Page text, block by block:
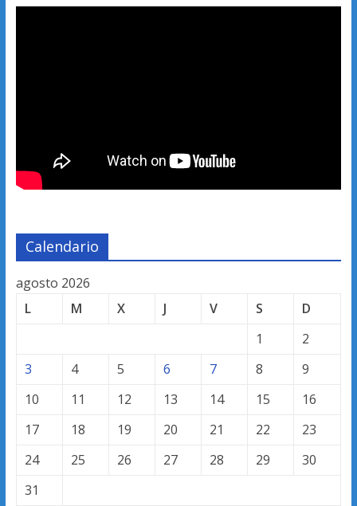
Calendario
agosto 2026
L
M X J V S
D
1
2
3
4 5 6 7 8
9
10
11 12 13 14 15
16
17
18 19 20 21 22
23
24
25 26 27 28 29
30
31